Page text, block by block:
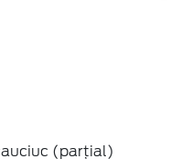
(parțial)